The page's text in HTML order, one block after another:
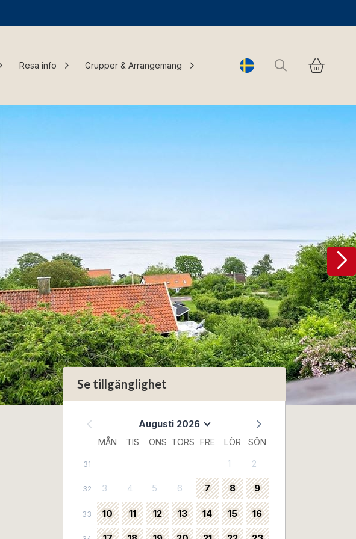
Resa info Grupper & Arrangemang Change language
Sök
Se tillgänglighet
Augusti 2026
MÅN TIS ONS TORS FRE LÖR SÖN
31 1 2
32 3 4 5 6 7 8 9
33 10 11 12 13 14 15 16